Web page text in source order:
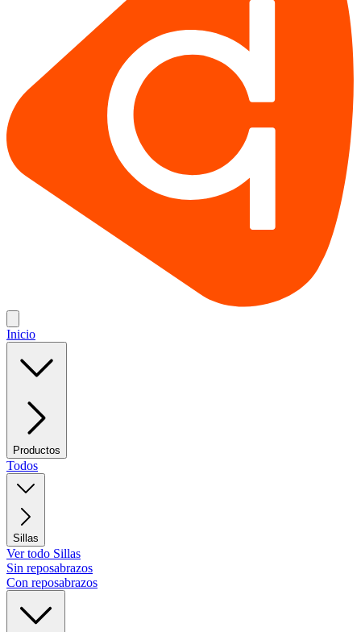
Inicio
Productos
Todos
Sillas
Ver todo Sillas
Sin reposabrazos
Con reposabrazos